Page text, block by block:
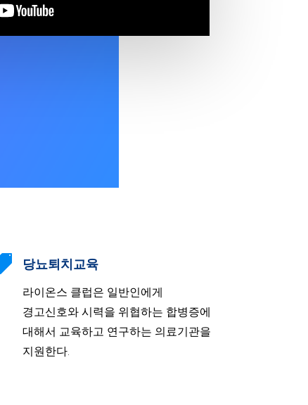
당뇨퇴치교육
라이온스 클럽은 일반인에게
경고신호와 시력을 위협하는 합병증에
대해서 교육하고 연구하는 의료기관을
지원한다.